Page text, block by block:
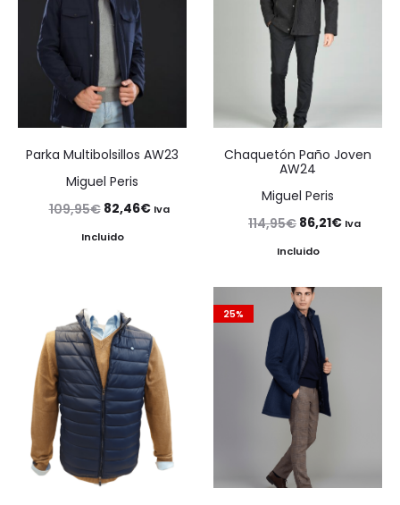
Parka Multibolsillos AW23
Miguel Peris
109,95€ El
precio
109,95€.
82,46€ElIva
Incluido
Chaquetón Paño Joven
AW24
Miguel Peris
114,95€ El
precio
era:
114,95€.
86,21€ElIva
Incluido
25%